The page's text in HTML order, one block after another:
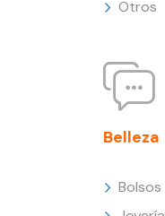
Otros
Belleza
Bolsos